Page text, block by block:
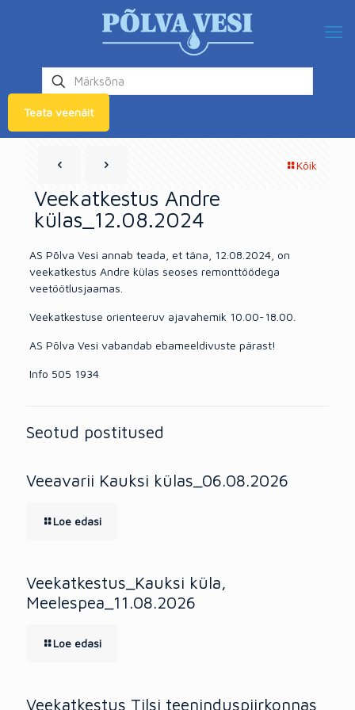
Teata veenäit
Kõik
Veekatkestus Andre
külas_12.08.2024
AS Põlva Vesi annab teada, et täna, 12.08.2024, on
veekatkestus Andre külas seoses remonttöödega
veetöötlusjaamas.
Veekatkestuse orienteeruv ajavahemik 10.00-18.00.
AS Põlva Vesi vabandab ebameeldivuste pärast!
Info 505 1934
Seotud postitused
Veeavarii Kauksi külas_06.08.2026
Loe edasi
Veekatkestus_Kauksi küla,
Meelespea_11.08.2026
Loe edasi
Veekatkestus Tilsi teeninduspiirkonnas